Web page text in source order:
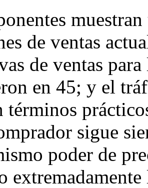
de ventas
de ventas
en 45; y el
términos
sigue
poder de